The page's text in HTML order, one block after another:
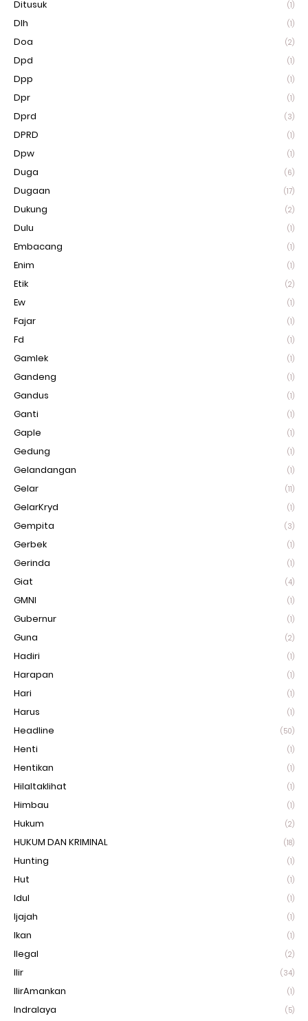
Ditusuk (1)
Dlh (1)
Doa (2)
Dpd (1)
Dpp (1)
Dpr (1)
Dprd (3)
DPRD (1)
Dpw (1)
Duga (6)
Dugaan (17)
Dukung (2)
Dulu (1)
Embacang (1)
Enim (1)
Etik (2)
Ew (1)
Fajar (1)
Fd (1)
Gamlek (1)
Gandeng (1)
Gandus (1)
Ganti (1)
Gaple (1)
Gedung (1)
Gelandangan (1)
Gelar (11)
GelarKryd (1)
Gempita (3)
Gerbek (1)
Gerinda (1)
Giat (4)
GMNI (1)
Gubernur (1)
Guna (2)
Hadiri (1)
Harapan (1)
Hari (1)
Harus (1)
Headline (50)
Henti (1)
Hentikan (1)
Hilaltaklihat (1)
Himbau (1)
Hukum (2)
HUKUM DAN KRIMINAL (18)
Hunting (1)
Hut (1)
Idul (1)
Ijajah (1)
Ikan (1)
Ilegal (2)
Ilir (34)
IlirAmankan (1)
Indralaya (5)